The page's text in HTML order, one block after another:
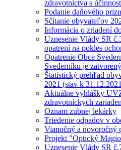
zdravotníctva s
Podanie daňového
Sčítanie obyvateľov
Informácia o zriadení
Uznesenie Vlády SR
opatrení na pokles
Opatrenie Obce
Svederníku je
Štatistický prehľad
2021 (stav k
Aktuálne vyhlášky
zdravotníckych
Oznam zubnej lekárky
Triedenie odpadov v
Vianočný a novoročný
Projekt "Optický
Uznesenie Vlády SR